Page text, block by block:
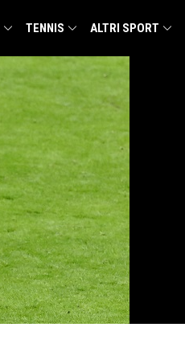
TENNIS ALTRI SPORT